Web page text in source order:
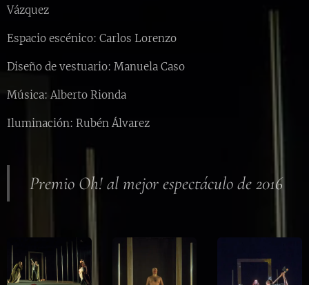
Vázquez
Espacio escénico: Carlos Lorenzo
Diseño de vestuario: Manuela Caso
Música: Alberto Rionda
Iluminación: Rubén Álvarez
Premio Oh! al mejor espectáculo de 2016